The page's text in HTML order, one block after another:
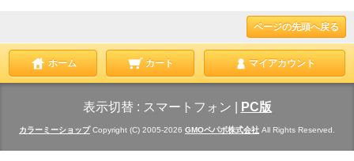
ページの先頭へ戻る
ホーム カート マイアカウント
表示切替 : スマートフォン PC版
カラーミーショップCopyright (C) 2005-2026 GMOペパボ株式会社 All Rights Reserved.